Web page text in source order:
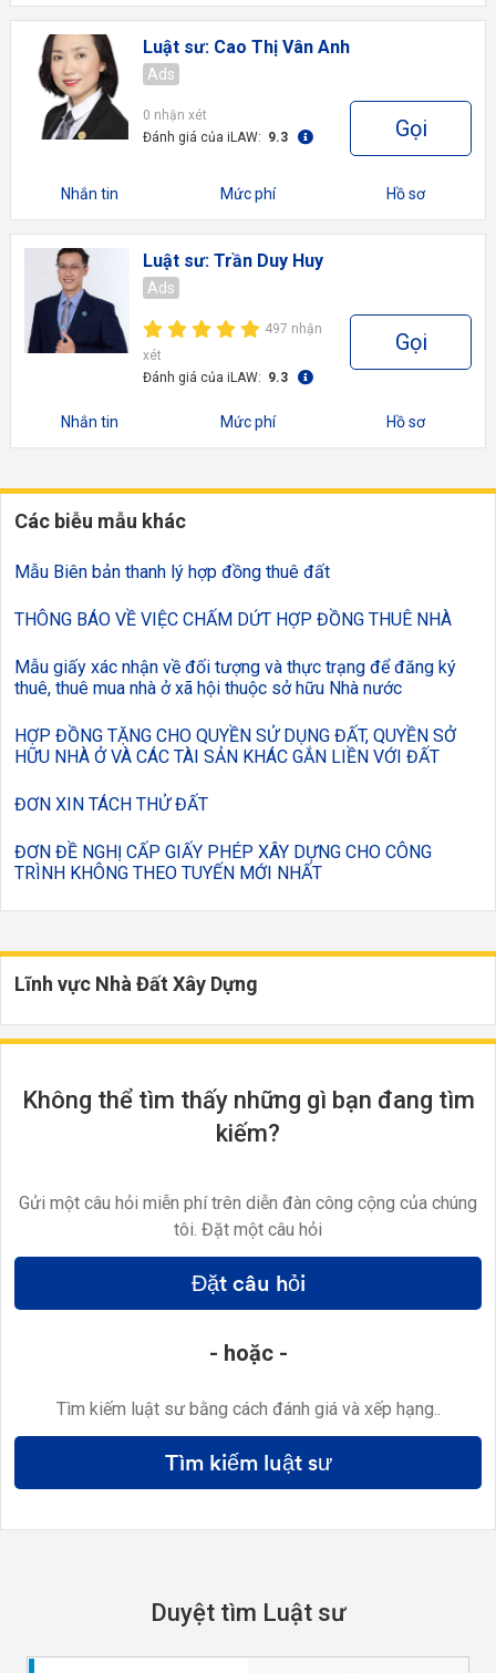
Luật sư: Cao Thị Vân Anh
Ads
0 nhận xét
Đánh giá của iLAW: 9.3 Gọi
Nhắn tin Mức phí Hồ sơ
Luật sư: Trần Duy Huy
Ads
497 nhận
xét
Đánh giá của iLAW: 9.3
Gọi
Nhắn tin Mức phí Hồ sơ
Các biễu mẫu khác
Mẫu Biên bản thanh lý hợp đồng thuê đất
THÔNG BÁO VỀ VIỆC CHẤM DỨT HỢP ĐỒNG THUÊ NHÀ
Mẫu giấy xác nhận về đối tượng và thực trạng để đăng ký
thuê, thuê mua nhà ở xã hội thuộc sở hữu Nhà nước
HỢP ĐỒNG TẶNG CHO QUYỀN SỬ DỤNG ĐẤT, QUYỀN SỞ
HỮU NHÀ Ở VÀ CÁC TÀI SẢN KHÁC GẮN LIỀN VỚI ĐẤT
ĐƠN XIN TÁCH THỬ ĐẤT
ĐƠN ĐỀ NGHỊ CẤP GIẤY PHÉP XÂY DỰNG CHO CÔNG
TRÌNH KHÔNG THEO TUYẾN MỚI NHẤT
Lĩnh vực Nhà Đất Xây Dựng
Không thể tìm thấy những gì bạn đang tìm
kiếm?
Gửi một câu hỏi miễn phí trên diễn đàn công cộng của chúng
tôi. Đặt một câu hỏi
Đặt câu hỏi
- hoặc -
Tìm kiếm luật sư bằng cách đánh giá và xếp hạng..
Tìm kiếm luật sư
Duyệt tìm Luật sư